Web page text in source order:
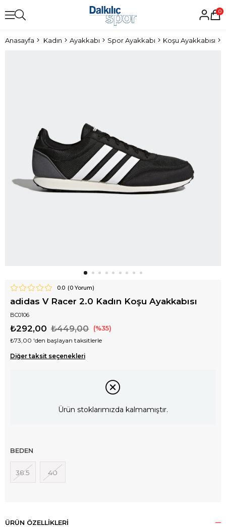
0
Anasayfa Kadın Ayakkabı Spor Ayakkabı Koşu Ayakkabısı
0.0 (0Yorum)
adidas V Racer 2.0 Kadın Koşu Ayakkabısı
BC0106
₺449,00
₺292,00 35
₺73,00 'den başlayan taksitlerle
Diğer taksit seçenekleri
Ürün stoklarımızda kalmamıştır.
BEDEN
38.5 40
ÜRÜN ÖZELLIKLERI